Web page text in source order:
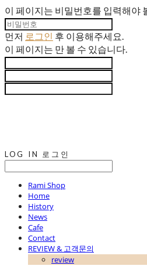
이 페이지는 비밀번호를 입력해야
먼저 로그인 후 이용해주세요.
이 페이지는 만 볼 수 있습니다.
LOG IN 로그인
Rami Shop
Home
History
News
Cafe
Contact
REVIEW & 고객문의
review